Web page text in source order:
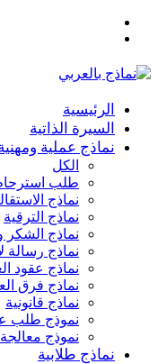
الرئيسية
السيرة الذاتية
نماذج عملية
الكل
طلب
نماذج
نماذج الترقية
نماذج الشكر
نماذج رسالة
نماذج عقود
نماذج فرق
نماذج قانونية
نموذج طلب
نموذج
نماذج طلابية